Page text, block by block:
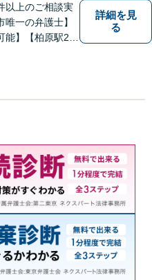
以上のご相談実
唯一の弁護士】
能】【柏原駅2
詳細を見
る